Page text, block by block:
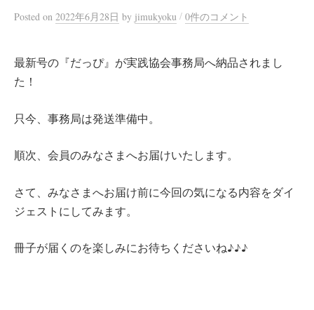
Posted on 2022年6月28日 by jimukyoku / 0件のコメント
最新号の『だっぴ』が実践協会事務局へ納品されまし
た！
只今、事務局は発送準備中。
順次、会員のみなさまへお届けいたします。
さて、みなさまへお届け前に今回の気になる内容をダイ
ジェストにしてみます。
冊子が届くのを楽しみにお待ちくださいね♪♪♪